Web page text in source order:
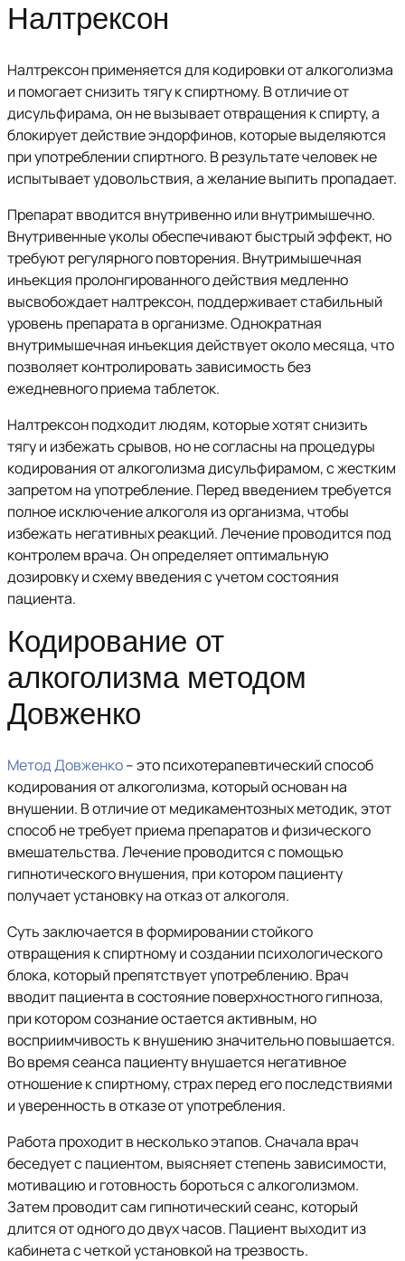
Налтрексон
Налтрексон применяется для кодировки от алкоголизма
и помогает снизить тягу к спиртному. В отличие от
дисульфирама, он не вызывает отвращения к спирту, а
блокирует действие эндорфинов, которые выделяются
при употреблении спиртного. В результате человек не
испытывает удовольствия, а желание выпить пропадает.
Препарат вводится внутривенно или внутримышечно.
Внутривенные уколы обеспечивают быстрый эффект, но
требуют регулярного повторения. Внутримышечная
инъекция пролонгированного действия медленно
высвобождает налтрексон, поддерживает стабильный
уровень препарата в организме. Однократная
внутримышечная инъекция действует около месяца, что
позволяет контролировать зависимость без
ежедневного приема таблеток.
Налтрексон подходит людям, которые хотят снизить
тягу и избежать срывов, но не согласны на процедуры
кодирования от алкоголизма дисульфирамом, с жестким
запретом на употребление. Перед введением требуется
полное исключение алкоголя из организма, чтобы
избежать негативных реакций. Лечение проводится под
контролем врача. Он определяет оптимальную
дозировку и схему введения с учетом состояния
пациента.
Кодирование от
алкоголизма методом
Довженко
Метод Довженко– это психотерапевтический способ
кодирования от алкоголизма, который основан на
внушении. В отличие от медикаментозных методик, этот
способ не требует приема препаратов и физического
вмешательства. Лечение проводится с помощью
гипнотического внушения, при котором пациенту
получает установку на отказ от алкоголя.
Суть заключается в формировании стойкого
отвращения к спиртному и создании психологического
блока, который препятствует употреблению. Врач
вводит пациента в состояние поверхностного гипноза,
при котором сознание остается активным, но
восприимчивость к внушению значительно повышается.
Во время сеанса пациенту внушается негативное
отношение к спиртному, страх перед его последствиями
и уверенность в отказе от употребления.
Работа проходит в несколько этапов. Сначала врач
беседует с пациентом, выясняет степень зависимости,
мотивацию и готовность бороться с алкоголизмом.
Затем проводит сам гипнотический сеанс, который
длится от одного до двух часов. Пациент выходит из
кабинета с четкой установкой на трезвость.